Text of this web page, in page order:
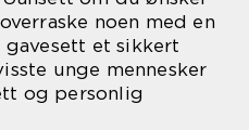
noen med en
et sikkert
unge mennesker
og personlig